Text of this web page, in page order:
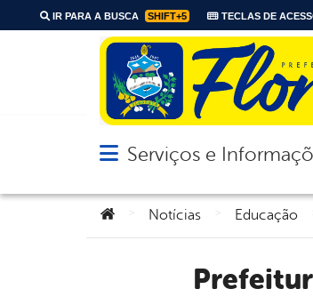
IR PARA A BUSCA SHIFT+5 TECLAS DE
Abrir menu principal de
Serviços e
Você está aqui:
Notícias Educação
Prefeitura de Floresta fortalece a inclusão com a emissão da